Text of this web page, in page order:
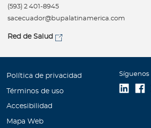
(593) 2 401-8945
sacecuador@bupalatinamerica.com
Red de Salud
Política de privacidad
Términos de uso
Accesibilidad
Mapa Web
Síguenos